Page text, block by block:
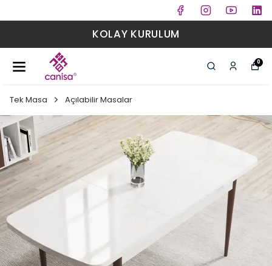
KOLAY KURULUM
0
Tek Masa Açılabilir Masalar